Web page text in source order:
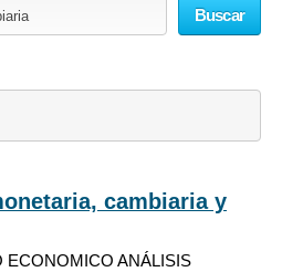
Buscar
cambiaria y
ECONOMICO ANÁLISIS